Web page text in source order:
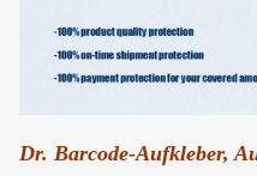
Dr. Barcode-Aufkleber,